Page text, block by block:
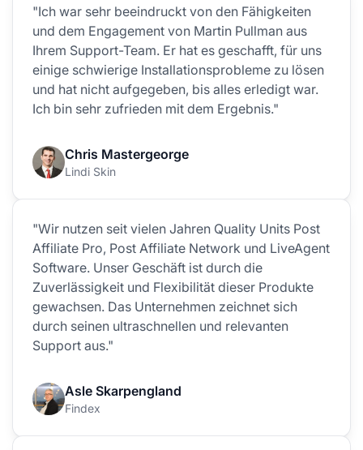
"Ich war sehr beeindruckt von den Fähigkeiten
und dem Engagement von Martin Pullman aus
Ihrem Support-Team. Er hat es geschafft, für uns
einige schwierige Installationsprobleme zu lösen
und hat nicht aufgegeben, bis alles erledigt war.
Ich bin sehr zufrieden mit dem Ergebnis."
Chris Mastergeorge
Lindi Skin
"Wir nutzen seit vielen Jahren Quality Units Post
Affiliate Pro, Post Affiliate Network und LiveAgent
Software. Unser Geschäft ist durch die
Zuverlässigkeit und Flexibilität dieser Produkte
gewachsen. Das Unternehmen zeichnet sich
durch seinen ultraschnellen und relevanten
Support aus."
Asle Skarpengland
Findex